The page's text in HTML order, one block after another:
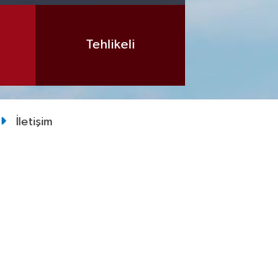
Tehlikeli
İletişim